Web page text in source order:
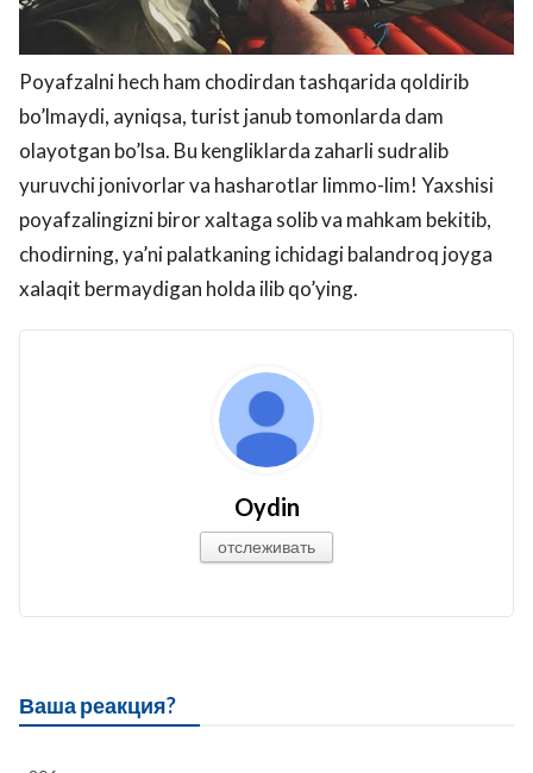
Poyafzalni hech ham chodirdan tashqarida qoldirib
bo’lmaydi, ayniqsa, turist janub tomonlarda dam
olayotgan bo’lsa. Bu kengliklarda zaharli sudralib
yuruvchi jonivorlar va hasharotlar limmo-lim! Yaxshisi
poyafzalingizni biror xaltaga solib va mahkam bekitib,
chodirning, ya’ni palatkaning ichidagi balandroq joyga
xalaqit bermaydigan holda ilib qo’ying.
Oydin
отслеживать
Ваша реакция?